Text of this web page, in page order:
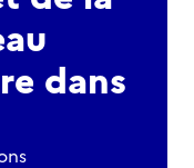
dans